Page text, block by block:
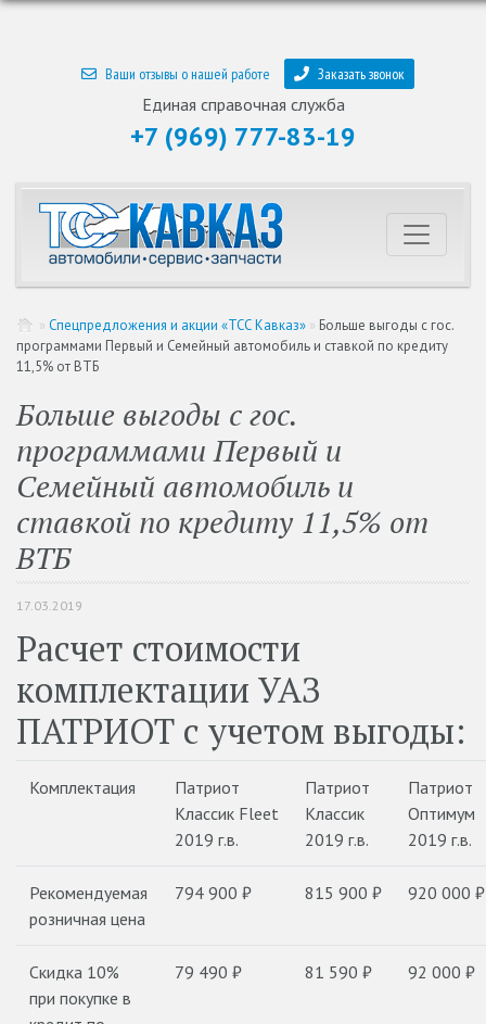
Ваши отзывы о нашей работе Заказать звонок
Единая справочная служба
+7 (969) 777-83-19
» Спецпредложения и акции «ТСС Кавказ» » Больше выгоды с гос.
программами Первый и Семейный автомобиль и ставкой по кредиту
11,5% от ВТБ
Больше выгоды с гос.
программами Первый и
Семейный автомобиль и
ставкой по кредиту 11,5% от
ВТБ
17.03.2019
Расчет стоимости
комплектации УАЗ
ПАТРИОТ с учетом выгоды:
Комплектация
Патриот
Классик Fleet
2019 г.в.
Патриот
Классик
2019 г.в.
Патриот
Оптимум
2019 г.в.
Рекомендуемая
розничная цена
794 900 ₽ 815 900 ₽ 920 000 ₽
Скидка 10%
при покупке в
79 490 ₽ 81 590 ₽ 92 000 ₽